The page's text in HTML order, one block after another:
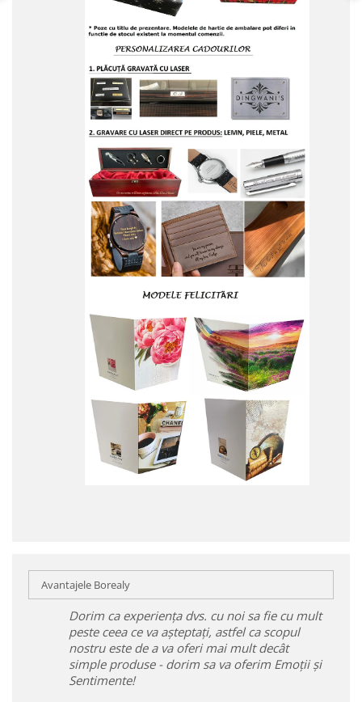
Avantajele Borealy
Dorim ca experiența dvs. cu noi sa fie cu mult
peste ceea ce va așteptați, astfel ca scopul
nostru este de a va oferi mai mult decât
simple produse - dorim sa va oferim Emoții și
Sentimente!